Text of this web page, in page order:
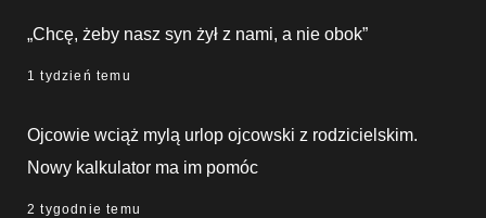
„Chcę, żeby nasz syn żył z nami, a nie obok”
1 tydzień temu
Ojcowie wciąż mylą urlop ojcowski z rodzicielskim.
Nowy kalkulator ma im pomóc
2 tygodnie temu